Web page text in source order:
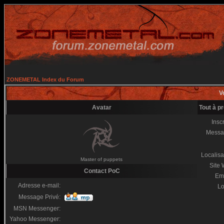
ZONEMETAL Index du Forum
Avatar Tout à
Master of puppets
Site
Contact PoC
Adresse e-mail:
Message Privé:
MSN Messenger:
Yahoo Messenger: